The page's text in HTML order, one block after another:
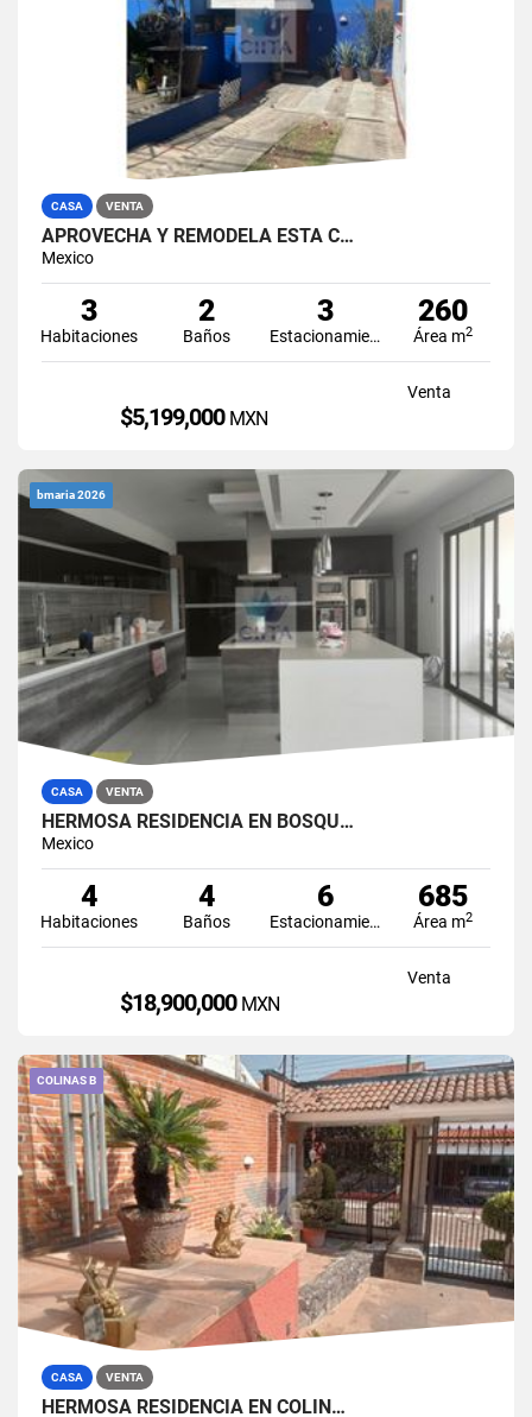
CASA VENTA
APROVECHA Y REMODELA ESTA C…
Mexico
3
Habitaciones
2
Baños
3
Estacionamiento
260
Área m2
Venta
$5,199,000 MXN
bmaria 2026
CASA VENTA
HERMOSA RESIDENCIA EN BOSQU…
Mexico
4
Habitaciones
4
Baños
6
Estacionamiento
685
Área m2
Venta
$18,900,000 MXN
COLINAS B
CASA VENTA
HERMOSA RESIDENCIA EN COLIN…